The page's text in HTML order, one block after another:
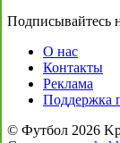
Подписывайтесь
О нас
Контакты
Реклама
Поддержка
© Футбол 2026